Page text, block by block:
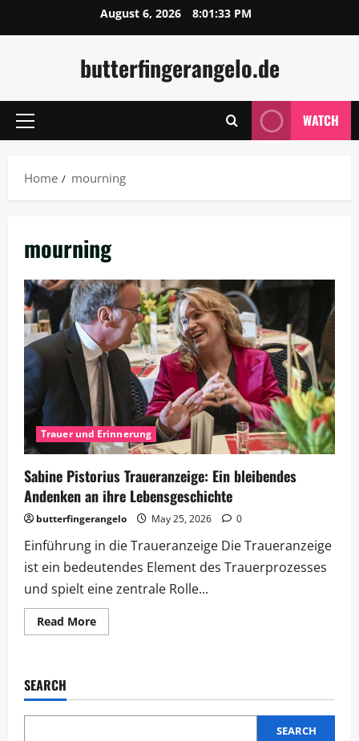
to
August 6, 2026 8:01:34 PM
butterfingerangelo.de
Primary
WATCH
Home mourning
mourning
Trauer und Erinnerung
Sabine Pistorius Traueranzeige: Ein bleibendes
Andenken an ihre Lebensgeschichte
butterfingerangelo May 25, 2026 0
Einführung in die Traueranzeige Die Traueranzeige
ist ein bedeutendes Element des Trauerprozesses
und spielt eine zentrale Rolle...
Read MoreRead
more
bleibendes
SEARCH
SEARCH